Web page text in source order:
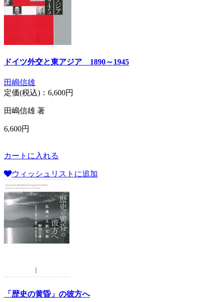
ドイツ外交と東アジア 1890～1945
田嶋信雄
定価(税込)： 6,600円
田嶋信雄 著
6,600円
カートに入れる
ウィッシュリストに追加
「歴史の黄昏」の彼方へ